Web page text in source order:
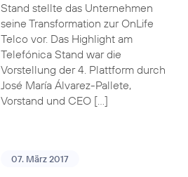
Stand stellte das Unternehmen
seine Transformation zur OnLife
Telco vor. Das Highlight am
Telefónica Stand war die
Vorstellung der 4. Plattform durch
José María Álvarez-Pallete,
Vorstand und CEO […]
07. März 2017